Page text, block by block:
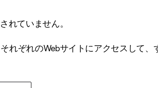
れていません。
れぞれのWebサイトにアクセスして